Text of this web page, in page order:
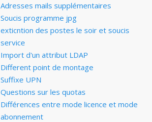
Adresses mails supplémentaires
Soucis programme jpg
exticntion des postes le soir et soucis
service
Import d'un attribut LDAP
Different point de montage
Suffixe UPN
Questions sur les quotas
Différences entre mode licence et mode
abonnement